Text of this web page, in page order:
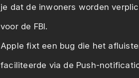
je dat de inwoners worden
voor de FBI.
Apple fixt een bug die het
faciliteerde via de Push-